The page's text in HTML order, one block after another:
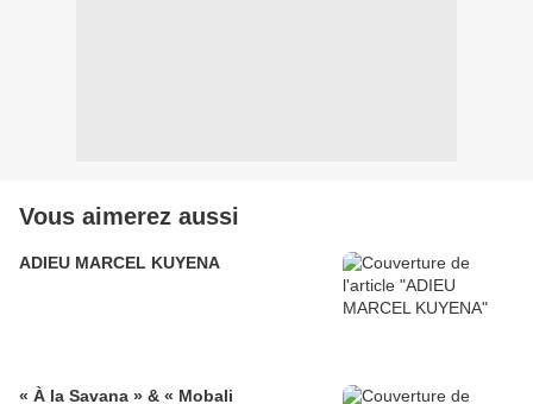
Vous aimerez aussi
ADIEU MARCEL KUYENA
« À la Savana » & « Mobali